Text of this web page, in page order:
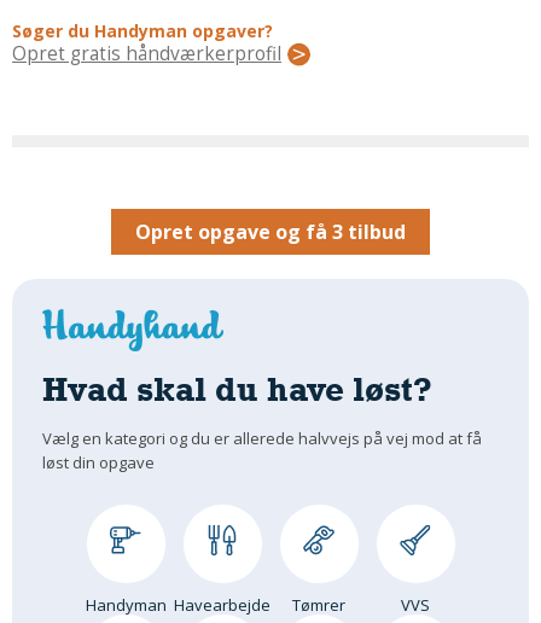
Montage Og Udskiftning
Udendørs
MURER
Reparationer
Om Materialer
Om Værktøj
Udskiftning Og Montage
HANDYMAN
Søger du Handyman opgaver?
Opret gratis håndværkerprofil
Opret opgave og få 3 tilbud
Hvad skal du have løst?
Vælg en kategori og du er allerede halvvejs på vej mod at få
løst din opgave
Handyman Havearbejde Tømrer VVS